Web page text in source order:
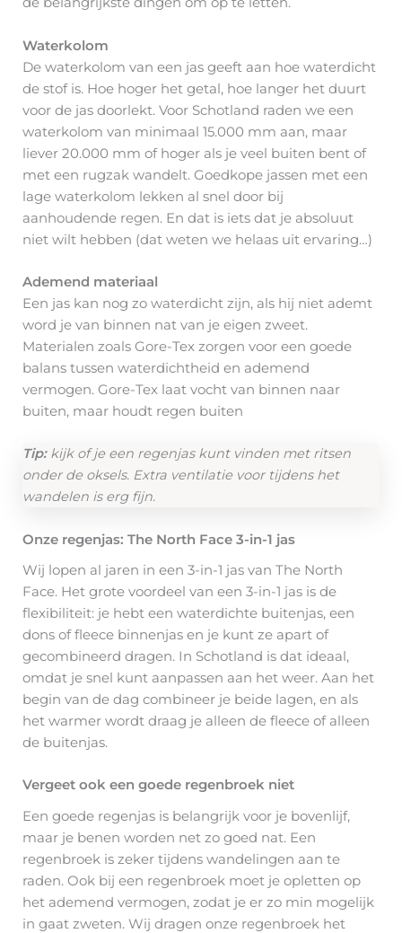
Waterkolom
De waterkolom van een jas geeft aan hoe waterdicht
de stof is. Hoe hoger het getal, hoe langer het duurt
voor de jas doorlekt. Voor Schotland raden we een
waterkolom van minimaal 15.000 mm aan, maar
liever 20.000 mm of hoger als je veel buiten bent of
met een rugzak wandelt. Goedkope jassen met een
lage waterkolom lekken al snel door bij
aanhoudende regen. En dat is iets dat je absoluut
niet wilt hebben (dat weten we helaas uit ervaring…)
Ademend materiaal
Een jas kan nog zo waterdicht zijn, als hij niet ademt
word je van binnen nat van je eigen zweet.
Materialen zoals Gore-Tex zorgen voor een goede
balans tussen waterdichtheid en ademend
vermogen. Gore-Tex laat vocht van binnen naar
buiten, maar houdt regen buiten
Tip: kijk of je een regenjas kunt vinden met ritsen
onder de oksels. Extra ventilatie voor tijdens het
wandelen is erg fijn.
Onze regenjas: The North Face 3-in-1 jas
Wij lopen al jaren in een 3-in-1 jas van The North
Face. Het grote voordeel van een 3-in-1 jas is de
flexibiliteit: je hebt een waterdichte buitenjas, een
dons of fleece binnenjas en je kunt ze apart of
gecombineerd dragen. In Schotland is dat ideaal,
omdat je snel kunt aanpassen aan het weer. Aan het
begin van de dag combineer je beide lagen, en als
het warmer wordt draag je alleen de fleece of alleen
de buitenjas.
Vergeet ook een goede regenbroek niet
Een goede regenjas is belangrijk voor je bovenlijf,
maar je benen worden net zo goed nat. Een
regenbroek is zeker tijdens wandelingen aan te
raden. Ook bij een regenbroek moet je opletten op
het ademend vermogen, zodat je er zo min mogelijk
in gaat zweten. Wij dragen onze regenbroek het